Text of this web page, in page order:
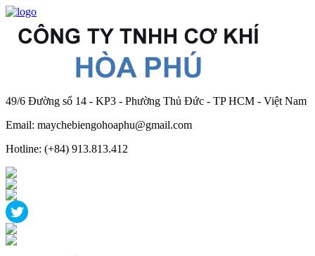
49/6 Đường số 14 - KP3 - Phường Thủ Đức - TP HCM - Việt Nam
Email: maychebiengohoaphu@gmail.com
Hotline: (+84) 913.813.412